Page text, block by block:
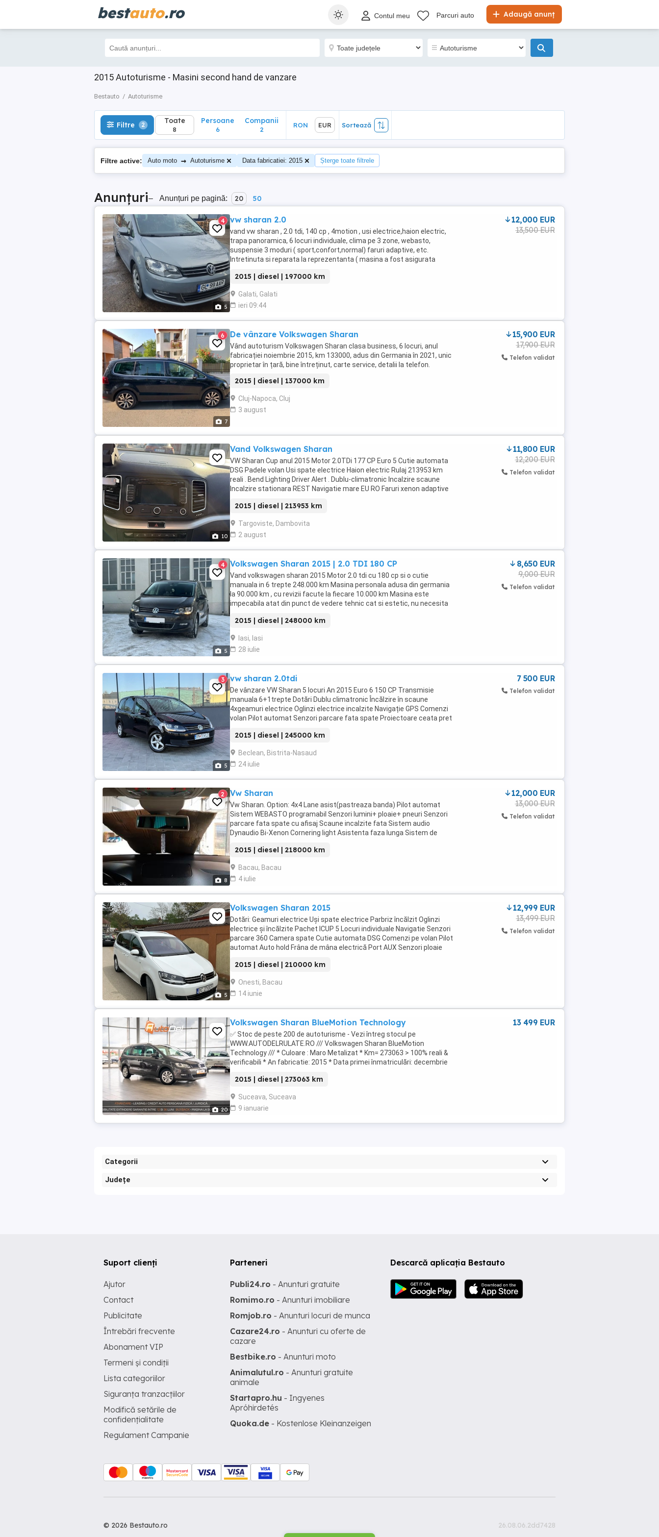
bestauto.ro Adaugă anunț
Contul meu Parcuri auto
2015 Autoturisme - Masini second hand de vanzare
Bestauto Autoturisme
Filtre 2 Toate
8
Sortează
Filtre 2 Toate
8
Persoane
6
Companii
2
RON EUR Sortează
Filtre active: Auto moto → Autoturisme Data fabricatiei: 2015 Șterge toate filtrele
Anunțuri– Anunțuri pe pagină: 20 50
5
4 vw sharan 2.0
vand vw sharan , 2.0 tdi, 140 cp , 4motion , usi electrice,haion electric,
trapa panoramica, 6 locuri individuale, clima pe 3 zone, webasto,
suspensie 3 moduri ( sport,confort,normal) faruri adaptive, etc.
Intretinuta si reparata la reprezentanta ( masina a fost asigurata
2015 | diesel | 197000 km
Galati, Galati
ieri 09:44
12,000 EUR
13,500 EUR
7
6 De vânzare Volkswagen Sharan
Vând autoturism Volkswagen Sharan clasa business, 6 locuri, anul
fabricației noiembrie 2015, km 133000, adus din Germania în 2021, unic
proprietar în țară, bine întreținut, carte service, detalii la telefon.
2015 | diesel | 137000 km
Cluj-Napoca, Cluj
3 august
15,900 EUR
17,900 EUR
Telefon validat
10
Vand Volkswagen Sharan
VW Sharan Cup anul 2015 Motor 2.0TDi 177 CP Euro 5 Cutie automata
DSG Padele volan Usi spate electrice Haion electric Rulaj 213953 km
reali . Bend Lighting Driver Alert . Dublu-climatronic Incalzire scaune
Incalzire stationara REST Navigatie mare EU RO Faruri xenon adaptive
2015 | diesel | 213953 km
Targoviste, Dambovita
2 august
11,800 EUR
12,200 EUR
Telefon validat
5
4 Volkswagen Sharan 2015 | 2.0 TDI 180 CP
Vand volkswagen sharan 2015 Motor 2.0 tdi cu 180 cp si o cutie
manuala in 6 trepte 248.000 km Masina personala adusa din germania
la 90.000 km , cu revizii facute la fiecare 10.000 km Masina este
impecabila atat din punct de vedere tehnic cat si estetic, nu necesita
2015 | diesel | 248000 km
Iasi, Iasi
28 iulie
8,650 EUR
9,000 EUR
Telefon validat
5
3 vw sharan 2.0tdi
De vânzare VW Sharan 5 locuri An 2015 Euro 6 150 CP Transmisie
manuala 6+1trepte Dotări Dublu climatronic Încălzire în scaune
4xgeamuri electrice Oglinzi electrice incalzite Navigație GPS Comenzi
volan Pilot automat Senzori parcare fata spate Proiectoare ceata pret
2015 | diesel | 245000 km
Beclean, Bistrita-Nasaud
24 iulie
7 500 EUR
Telefon validat
8
2 Vw Sharan
Vw Sharan. Option: 4x4 Lane asist(pastreaza banda) Pilot automat
Sistem WEBASTO programabil Senzori lumini+ ploaie+ pneuri Senzori
parcare fata spate cu afisaj Scaune incalzite fata Sistem audio
Dynaudio Bi-Xenon Cornering light Asistenta faza lunga Sistem de
2015 | diesel | 218000 km
Bacau, Bacau
4 iulie
12,000 EUR
13,000 EUR
Telefon validat
5
Volkswagen Sharan 2015
Dotări: Geamuri electrice Uși spate electrice Parbriz încălzit Oglinzi
electrice și încălzite Pachet ICUP 5 Locuri individuale Navigatie Senzori
parcare 360 Camera spate Cutie automata DSG Comenzi pe volan Pilot
automat Auto hold Frâna de mâna electrică Port AUX Senzori ploaie
2015 | diesel | 210000 km
Onesti, Bacau
14 iunie
12,999 EUR
13,499 EUR
Telefon validat
20
Volkswagen Sharan BlueMotion Technology
✅ Stoc de peste 200 de autoturisme - Vezi întreg stocul pe
WWW.AUTODELRULATE.RO /// Volkswagen Sharan BlueMotion
Technology /// * Culoare : Maro Metalizat * Km= 273063 > 100% reali &
verificabili * An fabricatie: 2015 * Data primei înmatriculări: decembrie
2015 | diesel | 273063 km
Suceava, Suceava
9 ianuarie
13 499 EUR
Categorii
Județe
Descarcă aplicația Bestauto
Suport clienți
Ajutor
Contact
Publicitate
Întrebări frecvente
Abonament VIP
Termeni și condiții
Lista categoriilor
Siguranța tranzacțiilor
Modifică setările de
confidențialitate
Regulament Campanie
Parteneri
Publi24.ro - Anunturi gratuite
Romimo.ro - Anunturi imobiliare
Romjob.ro - Anunturi locuri de munca
Cazare24.ro - Anunturi cu oferte de
cazare
Bestbike.ro - Anunturi moto
Animalutul.ro - Anunturi gratuite
animale
Startapro.hu - Ingyenes
Apróhirdetés
Quoka.de - Kostenlose Kleinanzeigen
© 2026 Bestauto.ro 26.08.06.2dd7428